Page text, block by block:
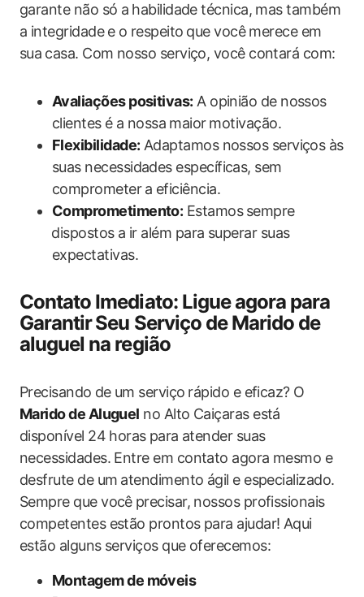
garante​ não só ‌a⁤ habilidade técnica, mas também
a integridade ⁢e o respeito ⁢que você merece em ​
sua⁣ casa. Com nosso serviço, você contará com:
Avaliações positivas: A opinião ‌de nossos
clientes é a nossa⁣ maior ⁤motivação.
Flexibilidade: Adaptamos nossos serviços às
suas necessidades específicas, sem
comprometer⁤ a eficiência.
Comprometimento: Estamos ⁤sempre
⁣dispostos a ir além para superar suas⁢
expectativas.
Contato Imediato: Ligue agora ​para
Garantir⁤ Seu Serviço de Marido​ de
aluguel na região
Precisando⁣ de um serviço ⁣rápido e eficaz?⁤ O ⁢
Marido de Aluguel no Alto Caiçaras está
disponível 24 horas ⁣para atender suas
necessidades. Entre em contato agora mesmo e
desfrute de um⁣ atendimento ágil e especializado.
Sempre que você ⁤precisar, nossos‍ profissionais‌
competentes‍ estão prontos para ajudar! Aqui
estão alguns ​serviços que oferecemos:
Montagem‌ de móveis